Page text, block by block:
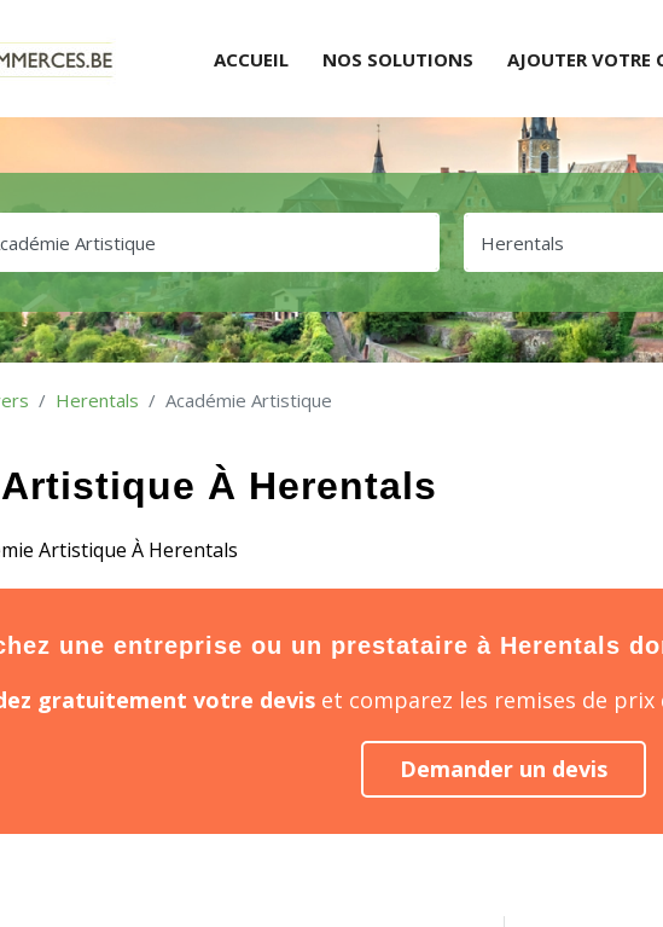
ACCUEIL NOS SOLUTIONS AJOUTER VOTRE
Herentals Académie Artistique
À Herentals
Artistique À Herentals
une entreprise ou un prestataire à Herentals
gratuitement votre deviset comparez les remises de
Demander un devis